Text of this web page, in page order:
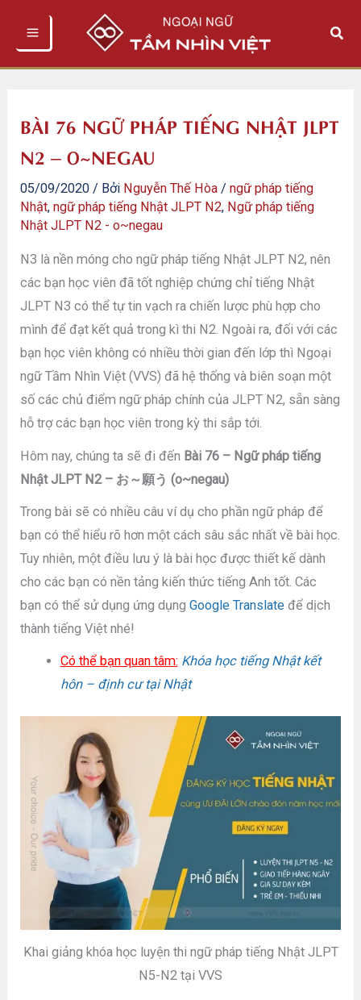
Tìm
BÀI 76 NGỮ PHÁP TIẾNG NHẬT JLPT
N2 – O~NEGAU
05/09/2020 / Bởi Nguyễn Thế Hòa /ngữ pháp tiếng
Nhật,ngữ pháp tiếng Nhật JLPT N2, Ngữ pháp tiếng
Nhật JLPT N2 - o~negau
N3 là nền móng cho ngữ pháp tiếng Nhật JLPT N2, nên
các bạn học viên đã tốt nghiệp chứng chỉ tiếng Nhật
JLPT N3 có thể tự tin vạch ra chiến lược phù hợp cho
mình để đạt kết quả trong kì thi N2. Ngoài ra, đối với các
bạn học viên không có nhiều thời gian đến lớp thì Ngoại
ngữ Tầm Nhìn Việt (VVS) đã hệ thống và biên soạn một
số các chủ điểm ngữ pháp chính của JLPT N2, sẵn sàng
hỗ trợ các bạn học viên trong kỳ thi sắp tới.
Hôm nay, chúng ta sẽ đi đến Bài 76 – Ngữ pháp tiếng
Nhật JLPT N2 – お～願う (o~negau)
Trong bài sẽ có nhiều câu ví dụ cho phần ngữ pháp để
bạn có thể hiểu rõ hơn một cách sâu sắc nhất về bài học.
Tuy nhiên, một điều lưu ý là bài học được thiết kế dành
cho các bạn có nền tảng kiến thức tiếng Anh tốt. Các
bạn có thể sử dụng ứng dụngGoogle Translate để dịch
thành tiếng Việt nhé!
Có thể bạn quan tâm: Khóa học tiếng Nhật kết
hôn – định cư tại Nhật
Khai giảng khóa học luyện thi ngữ pháp tiếng Nhật JLPT
N5-N2 tại VVS